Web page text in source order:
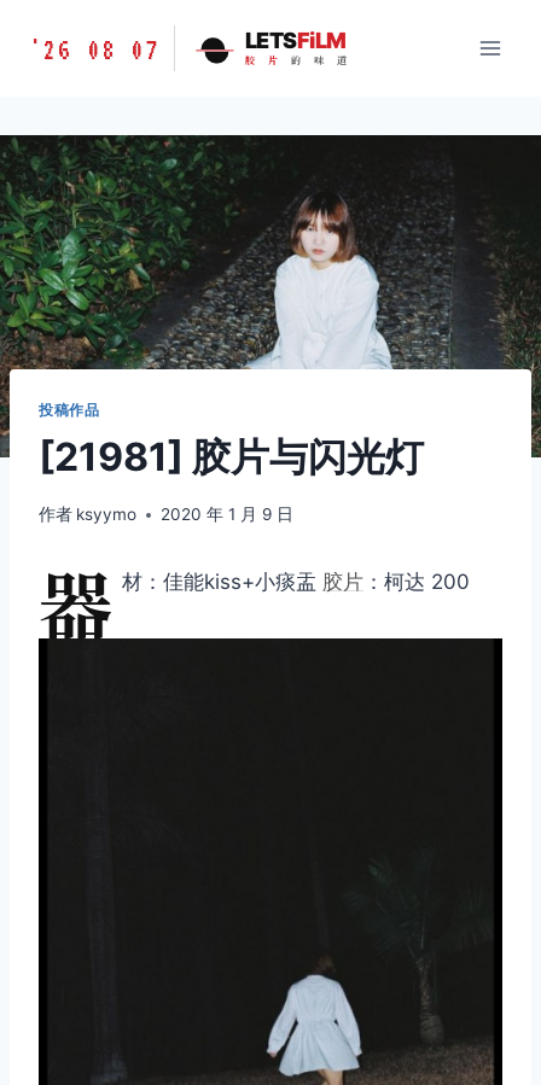
胶
味
道
LETSFILM
'26 08 07 LETSFiLM
胶 片 的 味 道
投稿作品
[21981] 胶片与闪光灯️
作者 ksyymo 2020 年 1 月 9 日
器 材：佳能kiss+小痰盂 胶片 ：柯达 200